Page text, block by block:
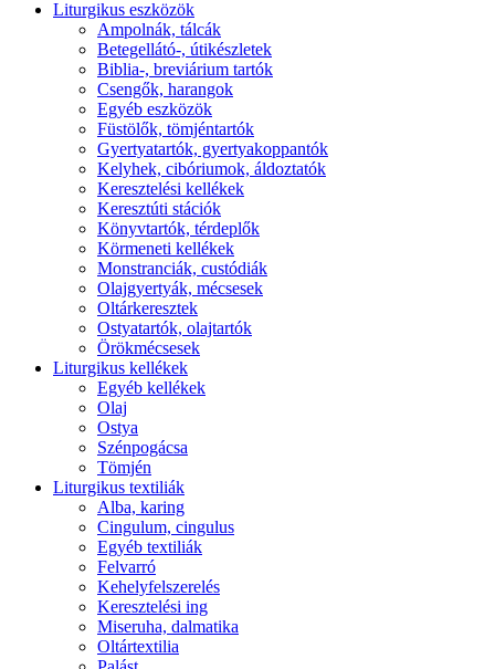
Liturgikus eszközök
Ampolnák, tálcák
Betegellátó-, útikészletek
Biblia-, breviárium tartók
Csengők, harangok
Egyéb eszközök
Füstölők, tömjéntartók
Gyertyatartók, gyertyakoppantók
Kelyhek, cibóriumok, áldoztatók
Keresztelési kellékek
Keresztúti stációk
Könyvtartók, térdeplők
Körmeneti kellékek
Monstranciák, custódiák
Olajgyertyák, mécsesek
Oltárkeresztek
Ostyatartók, olajtartók
Örökmécsesek
Liturgikus kellékek
Egyéb kellékek
Olaj
Ostya
Szénpogácsa
Tömjén
Liturgikus textiliák
Alba, karing
Cingulum, cingulus
Egyéb textiliák
Felvarró
Kehelyfelszerelés
Keresztelési ing
Miseruha, dalmatika
Oltártextilia